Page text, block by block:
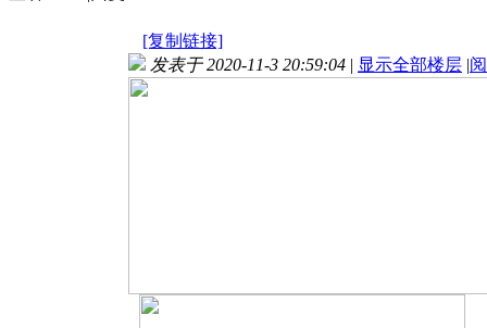
[复制链接]
发表于 2020-11-3 20:59:04 | 显示全部楼层 |